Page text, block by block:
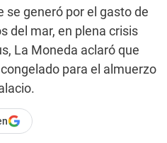
se generó por el gasto de
del mar, en plena crisis
La Moneda aclaró que
para el almuerzo